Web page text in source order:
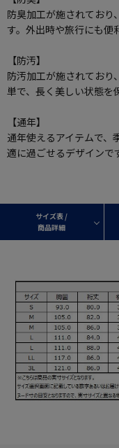
防臭加工が施されており
す。外出時や旅行にも便
【防汚】
防汚加工が施されており
単で、長く美しい状態を
【通年】
通年使えるアイテムで、
適に過ごせるデザインで
サイズ表 /
商品詳細